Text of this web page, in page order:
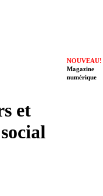
NOUVEAU!
Magazine
numérique
et